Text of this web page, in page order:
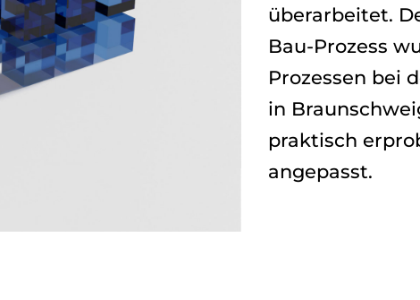
überarbeitet.
Bau-Prozess
Prozessen bei
in
praktisch
angepasst.